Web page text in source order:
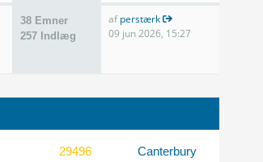
38 Emner
257 Indlæg
afperstærk
09 jun 2026, 15:27
29496 Canterbury